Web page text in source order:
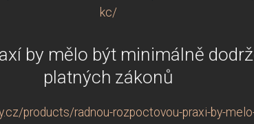
kc/
by mělo být minimálně
platných zákonů
products/radnou-rozpoctovou-praxi-by-